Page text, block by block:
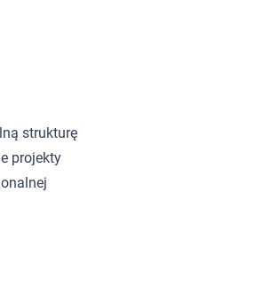
strukturę
projekty